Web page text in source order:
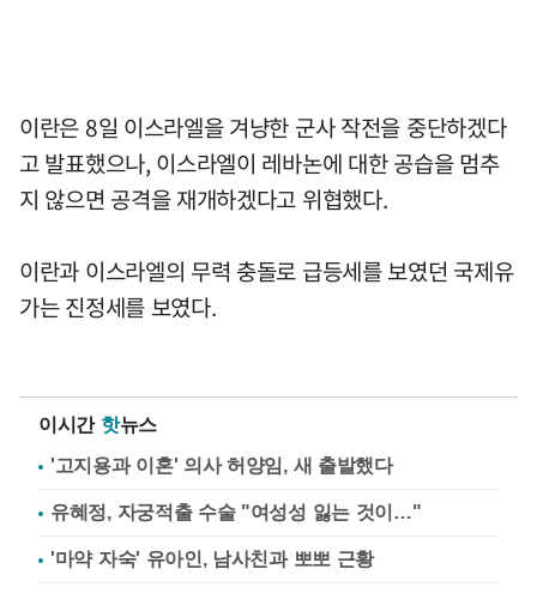
이란은 8일 이스라엘을 겨냥한 군사 작전을 중단하겠다
고 발표했으나, 이스라엘이 레바논에 대한 공습을 멈추
지 않으면 공격을 재개하겠다고 위협했다.
이란과 이스라엘의 무력 충돌로 급등세를 보였던 국제유
가는 진정세를 보였다.
이시간 핫뉴스
'고지용과 이혼' 의사 허양임, 새 출발했다
유혜정, 자궁적출 수술 "여성성 잃는 것이…"
'마약 자숙' 유아인, 남사친과 뽀뽀 근황